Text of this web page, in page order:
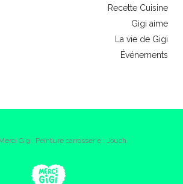
Recette Cuisine
Gigi aime
La vie de Gigi
Événements
Gigi. Peinture carrosserie : Jouch.